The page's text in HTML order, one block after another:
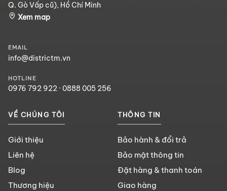
Q. Gò Vấp cũ), Hồ Chí Minh
Xem map
EMAIL
info@districtm.vn
HOTLINE
0976 792 922 · 0888 005 256
VỀ CHÚNG TÔI
Giới thiệu
Liên hệ
Blog
Thương hiệu
THÔNG TIN
Bảo hành & đổi trả
Bảo mật thông tin
Đặt hàng & thanh toán
Giao hàng